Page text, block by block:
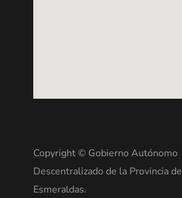
Copyright © Gobierno Autónomo
Descentralizado de la Provincia de
Esmeraldas.